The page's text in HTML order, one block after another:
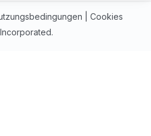
Cookies